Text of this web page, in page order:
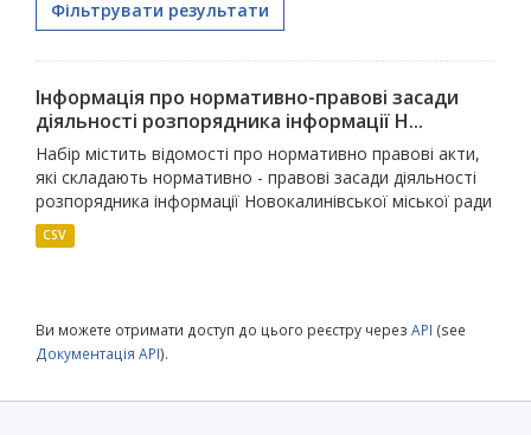
Фільтрувати результати
Інформація про нормативно-правові засади
діяльності розпорядника інформації Н...
Набір містить відомості про нормативно правові акти,
які складають нормативно - правові засади діяльності
розпорядника інформації Новокалинівської міської ради
CSV
Ви можете отримати доступ до цього реєстру через API (see
Документація API).